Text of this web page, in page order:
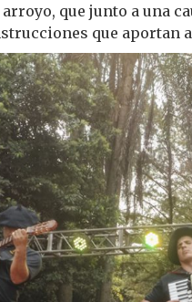
que junto a una
que aportan